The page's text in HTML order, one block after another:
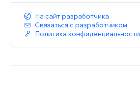
На сайт разработчика
Связаться с разработчиком
Политика конфиденциальности